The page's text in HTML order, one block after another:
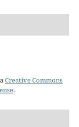
Creative Commons
.